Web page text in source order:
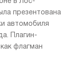
презентована
автомобиля
Плагин-
флагман